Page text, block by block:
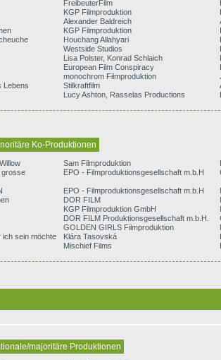
FreibeuterFilm
KGP Filmproduktion
Alexander Baldreich
KGP Filmproduktion
Houchang Allahyari
Westside Studios
Lisa Polster, Konrad Schlaich
European Film Conspiracy
monochrom Filmproduktion
Lebens
Stilkraftfilm
Lucy Ashton, Rasselas Productions
Ko-Produktionen
Sam Filmproduktion
grosse
EPO - Filmproduktionsgesellschaft m.b.H
EPO - Filmproduktionsgesellschaft m.b.H
DOR FILM
KGP Filmproduktion GmbH
DOR FILM Produktionsgesellschaft m.b.H.
GOLDEN GIRLS Filmproduktion
ich sein möchte
Klára Tasovská
Mischief Films
majoritäre Produktionen